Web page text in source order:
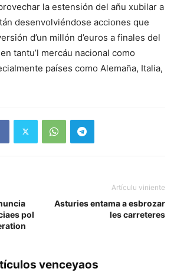
la estensión del añu xubilar a
desenvolviéndose acciones que
d’un millón d’euros a finales del
tantu’l mercáu nacional como
países como Alemaña, Italia,
pol
Artículu viniente
Asturies entama a esbrozar
les carreteres
venceyaos